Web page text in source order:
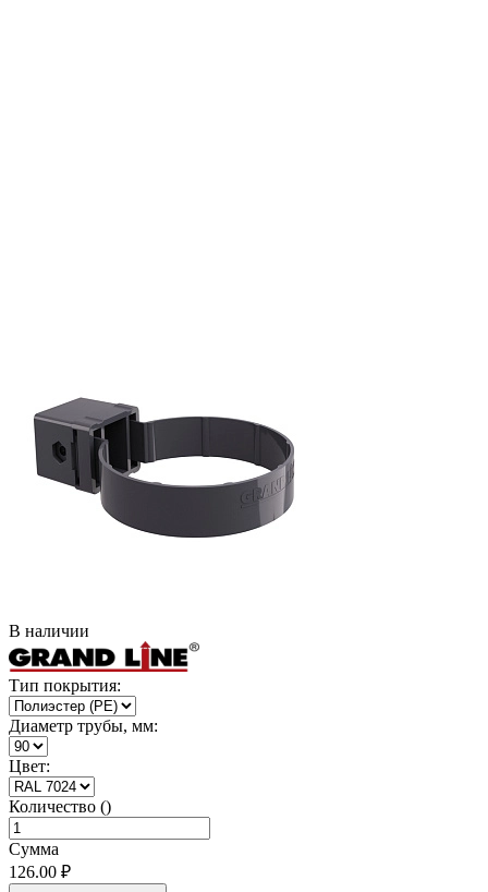
В наличии
Тип покрытия:
Диаметр трубы, мм:
Цвет:
Количество ()
Сумма
126.00 ₽